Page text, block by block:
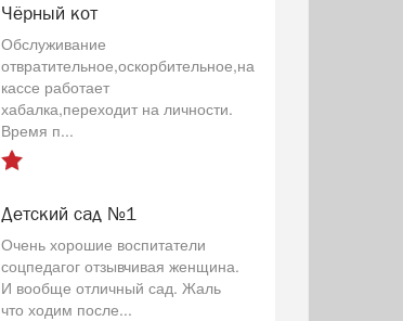
Чёрный кот
Обслуживание
отвратительное,оскорбительное,на
кассе работает
хабалка,переходит на личности.
Время п...
Детский сад №1
Очень хорошие воспитатели
соцпедагог отзывчивая женщина.
И вообще отличный сад. Жаль
что ходим после...